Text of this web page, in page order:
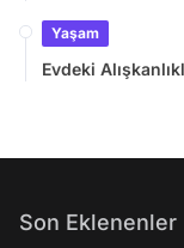
Yaşam
Evdeki
Son Eklenenler